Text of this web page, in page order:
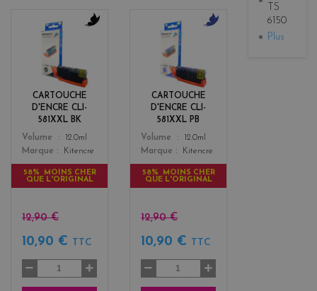
CARTOUCHE
D'ENCRE CLI-
581XXL BK
Color
c
k
Volume
12.0ml
Marque
Kitencre
58% MOINS CHER
QUE L'ORIGINAL
12,90 €
10,90 € TTC
CARTOUCHE
D'ENCRE CLI-
581XXL PB
Color
e
Volume
12.0ml
Marque
Kitencre
58% MOINS CHER
QUE L'ORIGINAL
12,90 €
10,90 € TTC
TS
6150
Plus